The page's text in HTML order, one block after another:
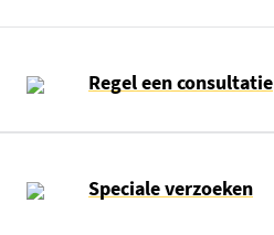
Regel een consultatie
Speciale verzoeken